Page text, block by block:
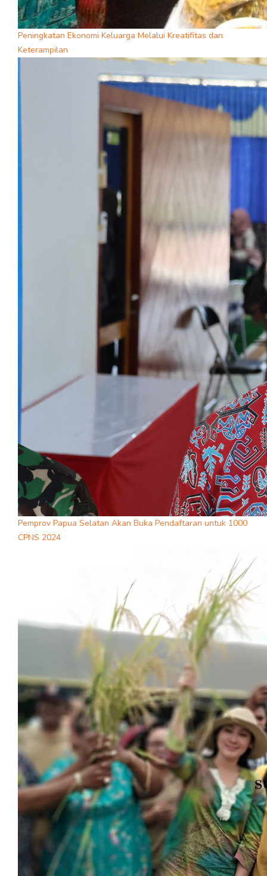
Peningkatan Ekonomi Keluarga Melalui Kreatifitas dan
Keterampilan
Pemprov Papua Selatan Akan Buka Pendaftaran untuk 1000
CPNS 2024